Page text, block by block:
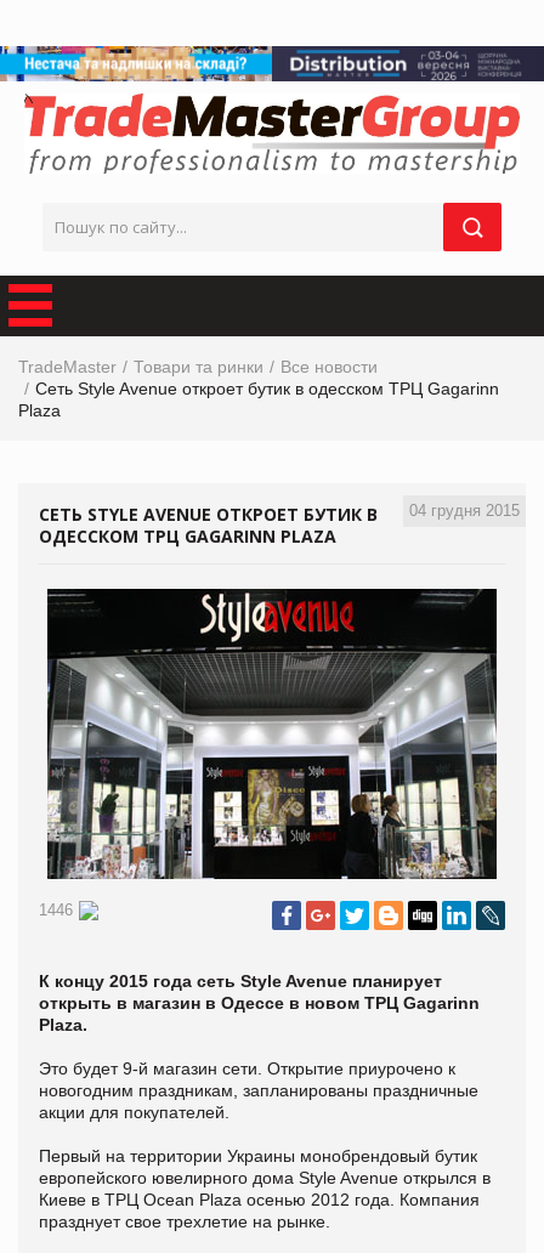
TradeMaster Товари та ринки
Все новости
Сеть Style Avenue откроет бутик в одесском ТРЦ Gagarinn
Plaza
04 грудня 2015
СЕТЬ STYLE AVENUE ОТКРОЕТ БУТИК В
ОДЕССКОМ ТРЦ GAGARINN PLAZA
1446
К концу 2015 года сеть Style Avenue планирует
открыть в магазин в Одессе в новом ТРЦ Gagarinn
Plaza.
Это будет 9-й магазин сети. Открытие приурочено к
новогодним праздникам, запланированы праздничные
акции для покупателей.
Первый на территории Украины монобрендовый бутик
европейского ювелирного дома Style Avenue открылся в
Киеве в ТРЦ Ocean Plaza осенью 2012 года. Компания
празднует свое трехлетие на рынке.